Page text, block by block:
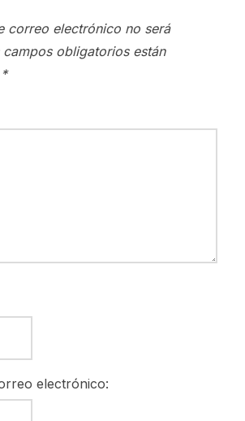
correo electrónico no será
campos obligatorios están
*
electrónico: